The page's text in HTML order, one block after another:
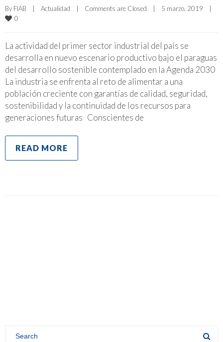
By FIAB Actualidad Comments are Closed 5 marzo, 2019
0
La actividad del primer sector industrial del país se
desarrolla en nuevo escenario productivo bajo el paraguas
del desarrollo sostenible contemplado en la Agenda 2030
La industria se enfrenta al reto de alimentar a una
población creciente con garantías de calidad, seguridad,
sostenibilidad y la continuidad de los recursos para
generaciones futuras Conscientes de
READ MORE